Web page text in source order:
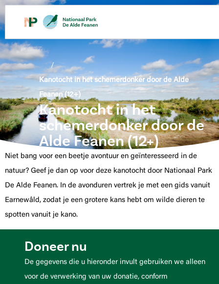
de
inhoud
/
Kanotocht in het schemerdonker door de Alde
Feanen (12+)
Kanotocht in het
schemerdonker door de
Alde Feanen (12+)
Niet bang voor een beetje avontuur en geïnteresseerd in de
natuur? Geef je dan op voor deze kanotocht door Nationaal Park
De Alde Feanen. In de avonduren vertrek je met een gids vanuit
Earnewâld, zodat je een grotere kans hebt om wilde dieren te
spotten vanuit je kano.
Doneer nu
De gegevens die u hieronder invult gebruiken we alleen
voor de verwerking van uw donatie, conform